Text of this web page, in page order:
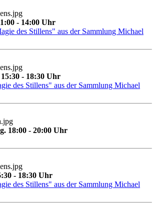
- 14:00 Uhr
des Stillens" aus der Sammlung Michael
- 18:30 Uhr
des Stillens" aus der Sammlung Michael
18:00 - 20:00 Uhr
- 18:30 Uhr
des Stillens" aus der Sammlung Michael